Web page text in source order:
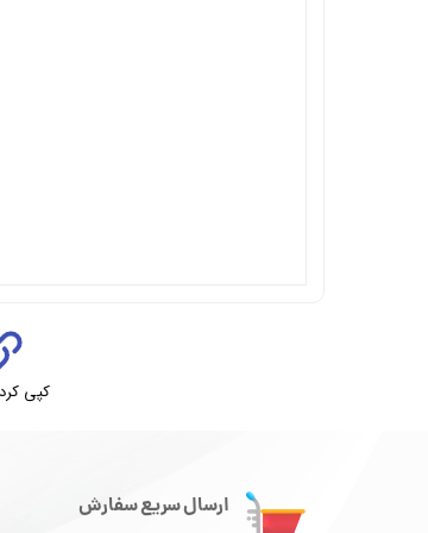
کپی
ارسال سریع سفارش